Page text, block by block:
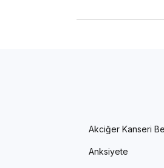
Akciğer Kanseri
Anksiyete